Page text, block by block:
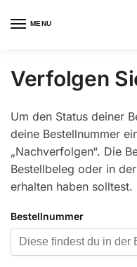
MENU
Verfolgen
Um den Status deiner
deine Bestellnummer
„Nachverfolgen“. Die
Bestellbeleg oder in
erhalten haben solltest.
Bestellnummer